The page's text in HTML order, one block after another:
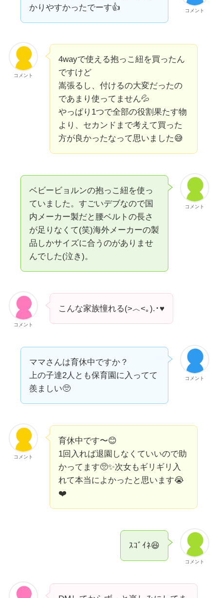
コメント
かりやすかったでーす👍
コメント
4wayで使える抱っこ紐を買ったん
ですけど
嵩張るし、付けるの大変だったの
であまり使ってません💦
やっぱり1つで全部の役割果たす物
より、セカンドまで考えて買った
方が良かったなって思いました😅
コメント
ベビービョルンの抱っこ紐を使っ
ていました。すごいデブなので国
内メーカー製だと腰ベルトの長さ
が足りなくて(笑)海外メーカーの製
品しかサイズに合うのがありませ
んでした(泣き)。
コメント
こんな家族憧れる(>︿<｡).･♥
コメント
ママさんは育休中ですか？
上の子達2人とも保育園に入ってて
羨ましい🥺
コメント
育休中です〜😊
1回入れば退園しなくていいので助
かってます🥺✨次女もギリギリ入
れて本当によかったと思います😭
❤️
コメント
ｽｺﾞｲﾈ😆